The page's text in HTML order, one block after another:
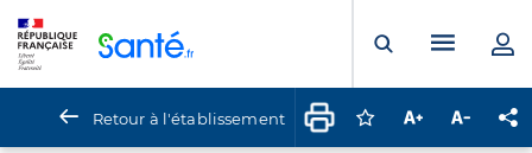
Ouvrir laMenu
Retour à l'établissement Connectez-vous
Augmenter la